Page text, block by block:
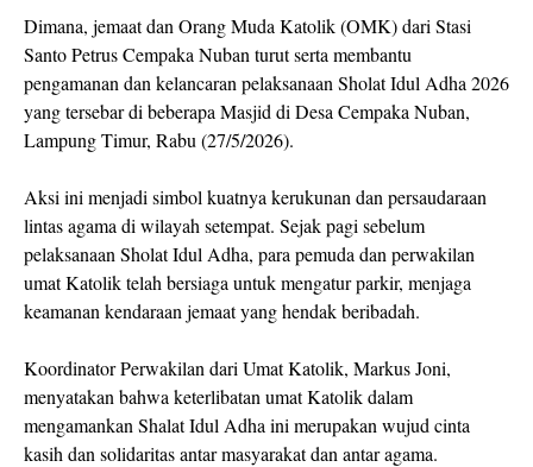
Dimana, jemaat dan Orang Muda Katolik (OMK) dari Stasi
Santo Petrus Cempaka Nuban turut serta membantu
pengamanan dan kelancaran pelaksanaan Sholat Idul Adha 2026
yang tersebar di beberapa Masjid di Desa Cempaka Nuban,
Lampung Timur, Rabu (27/5/2026).
Aksi ini menjadi simbol kuatnya kerukunan dan persaudaraan
lintas agama di wilayah setempat. Sejak pagi sebelum
pelaksanaan Sholat Idul Adha, para pemuda dan perwakilan
umat Katolik telah bersiaga untuk mengatur parkir, menjaga
keamanan kendaraan jemaat yang hendak beribadah.
Koordinator Perwakilan dari Umat Katolik, Markus Joni,
menyatakan bahwa keterlibatan umat Katolik dalam
mengamankan Shalat Idul Adha ini merupakan wujud cinta
kasih dan solidaritas antar masyarakat dan antar agama.